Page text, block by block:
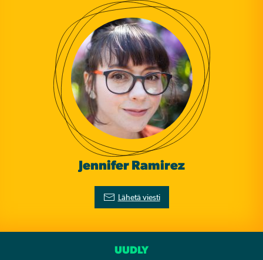
Jennifer Ramirez
Lähetä viesti
UUDLY